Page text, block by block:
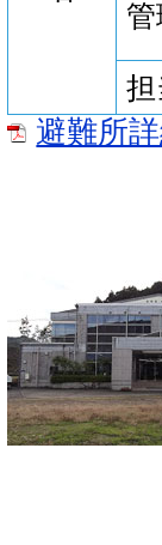
管
担
避難所